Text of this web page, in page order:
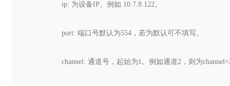
ip: 为设备IP。例如 10.7.8.122。
port: 端口号默认为554，若为默认可不填写。
channel: 通道号，起始为1。例如通道2，则为